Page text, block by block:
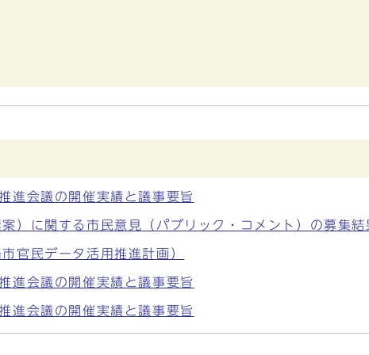
会議の開催実績と議事要旨
）に関する市民意見（パブリック・コメント）の募集結
官民データ活用推進計画）
会議の開催実績と議事要旨
会議の開催実績と議事要旨